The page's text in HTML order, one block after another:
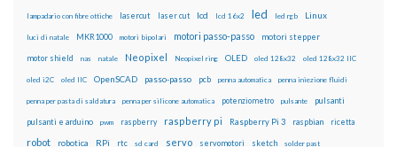
lampadario con fibre ottiche lasercut laser cut lcd lcd 16x2 led led rgb Linux
luci di natale MKR1000 motori bipolari motori passo-passo motori stepper
motor shield nas natale Neopixel Neopixel ring OLED oled 128x32 oled 128x32 IIC
oled i2C oled IIC OpenSCAD passo-passo pcb penna automatica penna iniezione fluidi
penna per pasta di saldatura penna per silicone automatica potenziometro pulsante pulsanti
pulsanti e arduino pwm raspberry raspberry pi Raspberry Pi 3 raspbian ricetta
robot robotica RPi rtc sd card servo servomotori sketch solder past